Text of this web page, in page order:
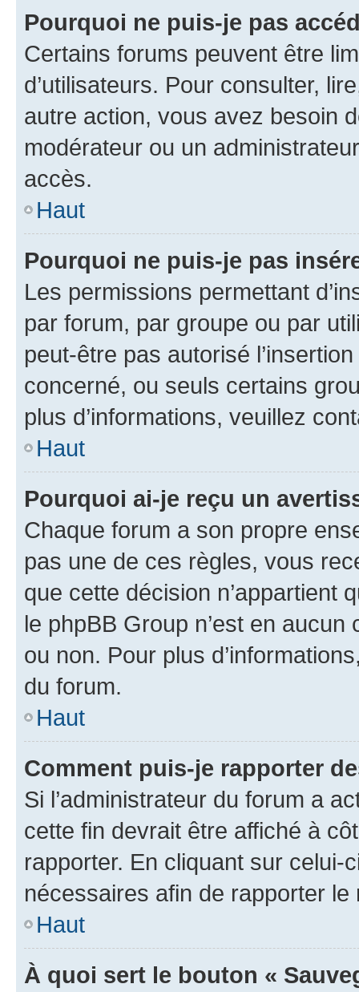
Pourquoi ne puis-je pas
Certains forums peuvent être
d’utilisateurs. Pour consulter,
autre action, vous avez besoin
modérateur ou un
accès.
Haut
Pourquoi ne puis-je pas
Les permissions permettant
par forum, par groupe ou par
peut-être pas autorisé
concerné, ou seuls certains
plus d’informations, veuillez
Haut
Pourquoi ai-je reçu un
Chaque forum a son propre
pas une de ces règles, vous
que cette décision n’appartient
le phpBB Group n’est en
ou non. Pour plus
du forum.
Haut
Comment puis-je rapporter
Si l’administrateur du forum a
cette fin devrait être affiché à
rapporter. En cliquant sur
nécessaires afin de rapporter le
Haut
À quoi sert le bouton «